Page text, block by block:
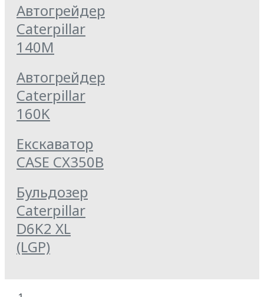
Автогрейдер
Caterpillar
140M
Автогрейдер
Caterpillar
160K
Екскаватор
CASE CX350B
Бульдозер
Caterpillar
D6K2 XL
(LGP)